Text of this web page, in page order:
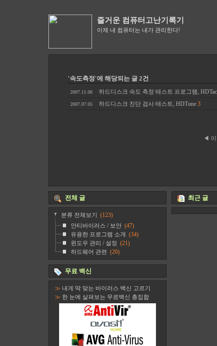
즐거운 컴퓨터고난기록기
이제 내 컴퓨터는 내가 관리한다!
'속도측정'에 해당되는 글 2건
2007.11.06 하드디스크 속도 측정 테스트 프로그램,
2007.07.05 하드디스크 진단 검사 테스트, HDTune 3
◀
전체 글
분류 전체보기
(123)
안티바이러스 / 보안 (47)
유용한 프로그램 소개 (34)
윈도우 관리 / 설정 (21)
하드웨어 관련 (20)
무료 백신
≫ 내게 딱 맞는 바이러스 백신 고르기
≫ 한 눈에 살펴보는 무료백신 총집합
최근 글